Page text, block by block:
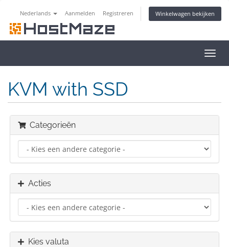
Nederlands Aanmelden Registreren Winkelwagen bekijken
in-/
KVM with SSD
Categorieën
Acties
Kies valuta